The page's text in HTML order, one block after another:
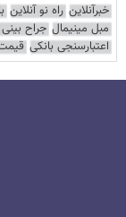
خبرآنلاین راه نو آنلاین
مبل مینیمال جراح
اعتبارسنجی بانکی